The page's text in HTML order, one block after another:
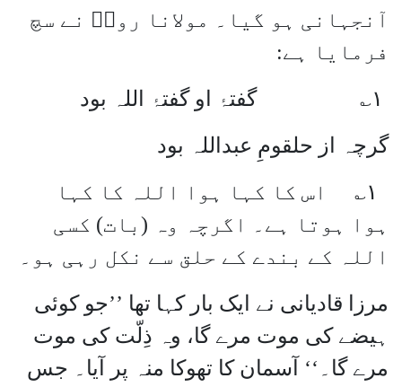
آنجہانی ہو گیا۔ مولانا رومؒ نے سچ
فرمایا ہے:
؎ گفتۂ او گفتۂ اللہ بود
گرچہ از حلقومِ عبداللہ بود
۱؎ اس کا کہا ہوا اللہ کا کہا
ہوا ہوتا ہے۔ اگرچہ وہ (بات) کسی
اللہ کے بندے کے حلق سے نکل رہی ہو۔
مرزا قادیانی نے ایک بار کہا تھا ’’جو کوئی
ہیضے کی موت مرے گا، وہ ذِلّت کی موت
مرے گا۔‘‘ آسمان کا تھوکا منہ پر آیا۔ جس